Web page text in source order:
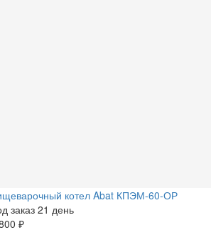
котел Abat КПЭМ-60-ОР
заказ 21 день
₽